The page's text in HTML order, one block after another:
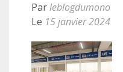
Parleblogdumono
Le 15 janvier 2024